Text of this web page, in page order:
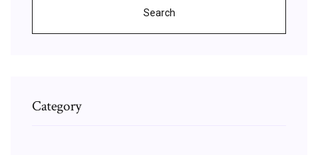
Search
Category